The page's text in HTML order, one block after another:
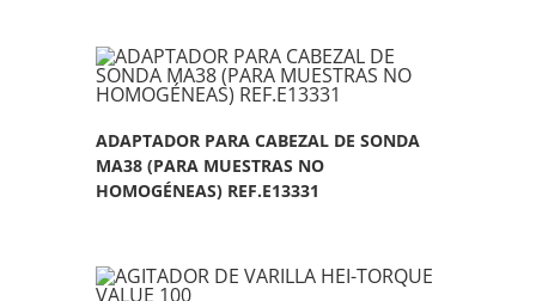
ADAPTADOR PARA CABEZAL DE SONDA
MA38 (PARA MUESTRAS NO
HOMOGÉNEAS) REF.E13331